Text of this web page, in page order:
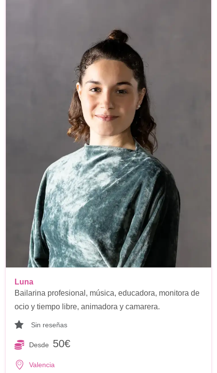
Luna
Bailarina profesional, música, educadora, monitora de
ocio y tiempo libre, animadora y camarera.
Sin reseñas
Desde 50€
Valencia